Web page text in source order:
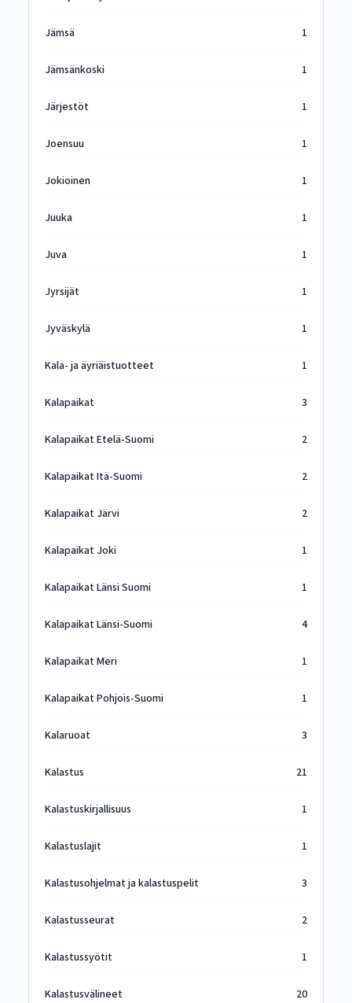
Jämsä 1
Jämsänkoski 1
Järjestöt 1
Joensuu 1
Jokioinen 1
Juuka 1
Juva 1
Jyrsijät 1
Jyväskylä 1
Kala- ja äyriäistuotteet 1
Kalapaikat 3
Kalapaikat Etelä-Suomi 2
Kalapaikat Itä-Suomi 2
Kalapaikat Järvi 2
Kalapaikat Joki 1
Kalapaikat Länsi Suomi 1
Kalapaikat Länsi-Suomi 4
Kalapaikat Meri 1
Kalapaikat Pohjois-Suomi 1
Kalaruoat 3
Kalastus 21
Kalastuskirjallisuus 1
Kalastuslajit 1
Kalastusohjelmat ja kalastuspelit 3
Kalastusseurat 2
Kalastussyötit 1
Kalastusvälineet 20